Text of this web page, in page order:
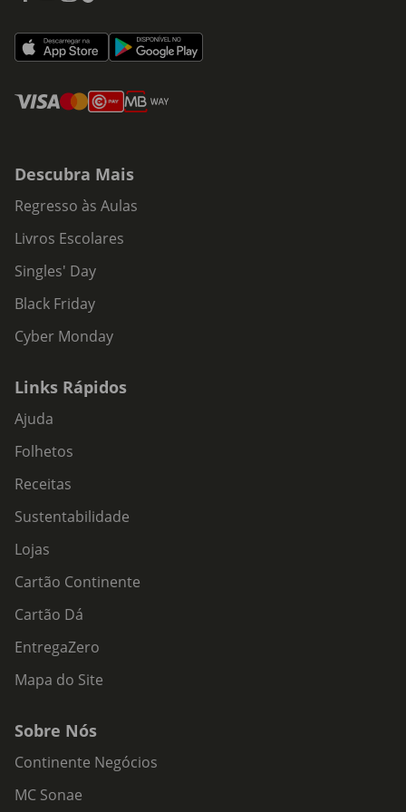
Descubra Mais
Regresso às Aulas
Livros Escolares
Singles' Day
Black Friday
Cyber Monday
Links Rápidos
Ajuda
Folhetos
Receitas
Sustentabilidade
Lojas
Cartão Continente
Cartão Dá
EntregaZero
Mapa do Site
Sobre Nós
Continente Negócios
MC Sonae